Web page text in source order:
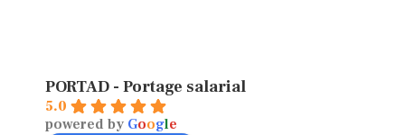
PORTAD - Portage salarial
5.0
powered by Google